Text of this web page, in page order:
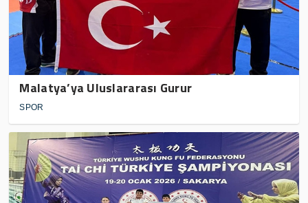
Malatya’ya Uluslararası Gurur
SPOR